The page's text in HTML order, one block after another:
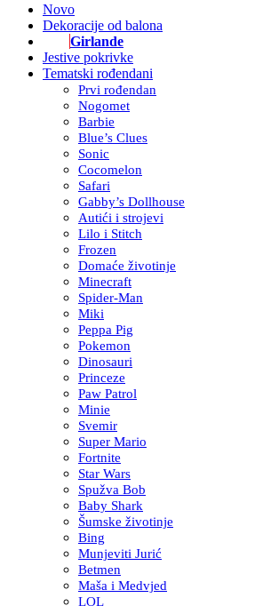
Novo
Dekoracije od balona
Girlande
Jestive pokrivke
Tematski rođendani
Prvi rođendan
Nogomet
Barbie
Blue’s Clues
Sonic
Cocomelon
Safari
Gabby’s Dollhouse
Autići i strojevi
Lilo i Stitch
Frozen
Domaće životinje
Minecraft
Spider-Man
Miki
Peppa Pig
Pokemon
Dinosauri
Princeze
Paw Patrol
Minie
Svemir
Super Mario
Fortnite
Star Wars
Spužva Bob
Baby Shark
Šumske životinje
Bing
Munjeviti Jurić
Betmen
Maša i Medvjed
LOL